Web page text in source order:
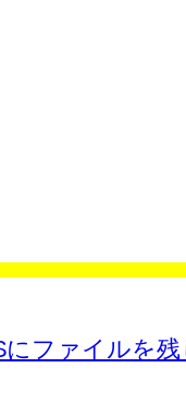
にファイルを